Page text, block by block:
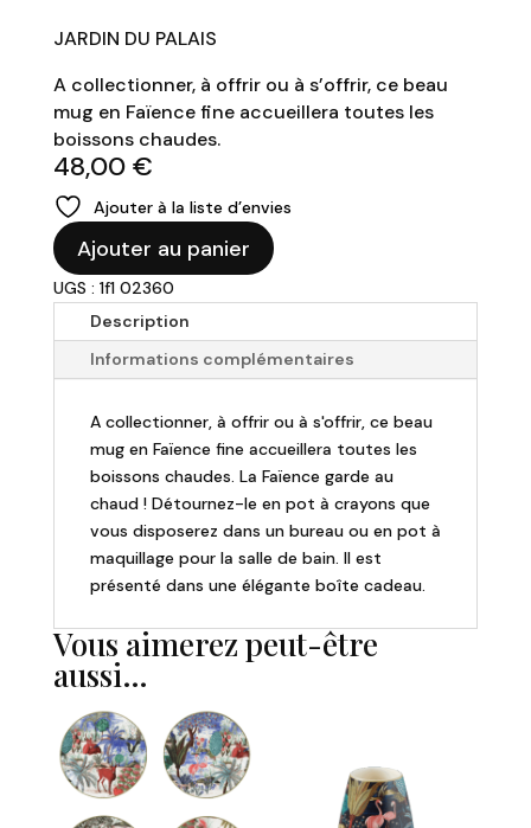
JARDIN DU PALAIS
A collectionner, à offrir ou à s’offrir, ce beau
mug en Faïence fine accueillera toutes les
boissons chaudes.
48,00 €
Ajouter à la liste d’envies
quantité
de
GIEN
Mug
Jardin
palais
Ajouter au panier
UGS : 1f1 02360
Description
Informations complémentaires
A collectionner, à offrir ou à s'offrir, ce beau
mug en Faïence fine accueillera toutes les
boissons chaudes. La Faïence garde au
chaud ! Détournez-le en pot à crayons que
vous disposerez dans un bureau ou en pot à
maquillage pour la salle de bain. Il est
présenté dans une élégante boîte cadeau.
Vous aimerez peut-être
aussi…